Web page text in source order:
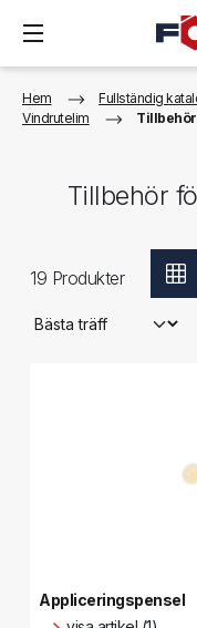
Hem Fullständig
Vindrutelim
Tillbehör
19 Produkter
Appliceringspensel